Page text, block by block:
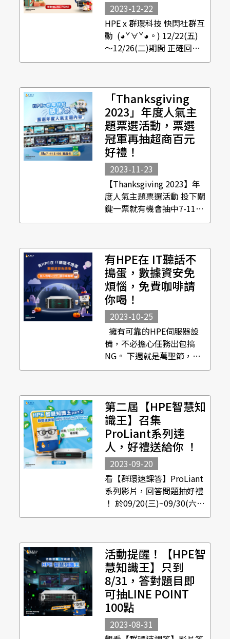
2023-12-22
HPE x 群環科技 快閃社群互
動 (◕ˇ∀ˇ◕。) 12/22(五)
～12/26(二)期間 正確回答
空格中缺少的英文字母 就有
🎄 💡小提示：單字皆與群環
科技HPE相關唷 快...
「Thanksgiving
2023」年度人氣主
題票選活動，票選
冠軍再抽超商百元
好禮！
2023-11-23
【Thanksgiving 2023】年
度人氣主題票選活動 投下關
鍵一票就有機會抽中7-11商
品卡！ 感謝有你們陪伴
這一年Beco介紹了很多不
同主題 讓Beco知道你喜歡
什麼樣的內容，繼續提供更
多大家喜愛的主題更...
有HPE在 IT聽話不
搗蛋，數據資安免
煩惱，免費咖啡請
你喝！
2023-10-25
擁有可靠的HPE伺服器設
備，不必擔心任務出包搞
NG。 下週就是萬聖節，身
為IT最佳好夥伴，群環請你
量吧！ 活動時間｜
2023/10/25(三)～
2023/10/31(二) 活動資格｜
限台...
第二屆【HPE智慧知
識王】召集
ProLiant系列達
人，好禮送給你 ！
2023-09-20
看【群環速課答】ProLiant
系列影片，回答問題抽好禮
！ 於09/20(三)~09/30(六)
活動期間，觀看『群環速課
即可獲得抽獎機會😍 有機會
獲得 LINE POINT 100點 ，
幸運名額共15位，快和Be...
活動提醒！【HPE智
慧知識王】只到
8/31，答對題目即
可抽LINE POINT
100點
2023-08-31